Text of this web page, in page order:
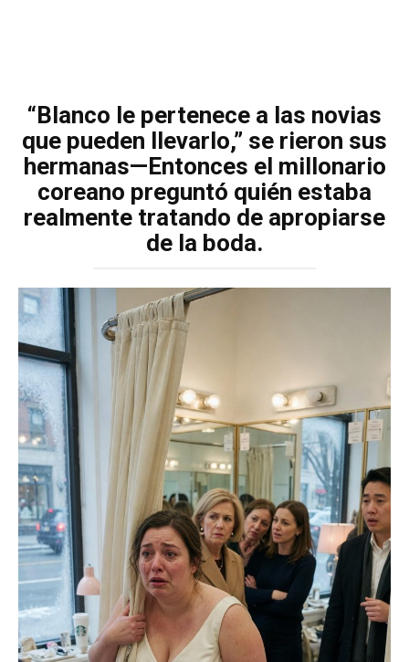
“Blanco le pertenece a las novias
que pueden llevarlo,” se rieron sus
hermanas—Entonces el millonario
coreano preguntó quién estaba
realmente tratando de apropiarse
de la boda.